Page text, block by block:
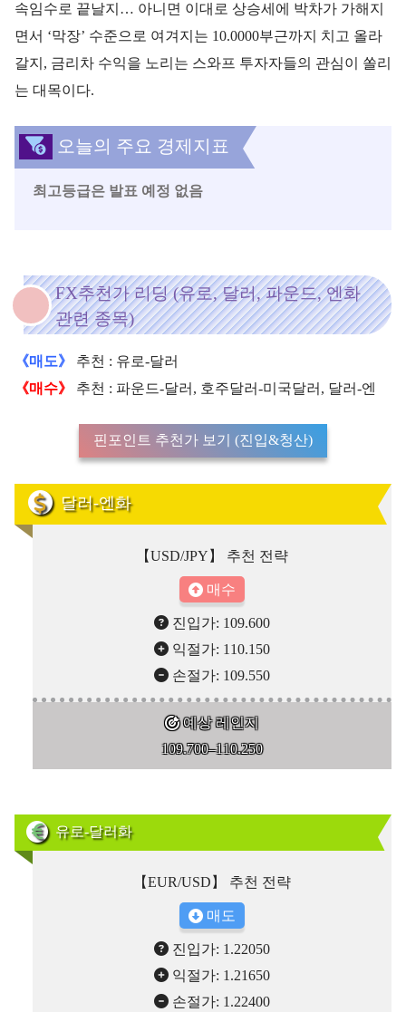
속임수로 끝날지… 아니면 이대로 상승세에 박차가 가해지
면서 ‘막장’ 수준으로 여겨지는 10.0000부근까지 치고 올라
갈지, 금리차 수익을 노리는 스와프 투자자들의 관심이 쏠리
는 대목이다.
오늘의 주요 경제지표
최고등급은 발표 예정 없음
FX추천가 리딩 (유로, 달러, 파운드, 엔화
관련 종목)
《매도》
추천 : 유로-달러
《매수》
추천 : 파운드-달러, 호주달러-미국달러, 달러-엔
핀포인트 추천가 보기 (진입&청산)
달러-엔화
【USD/JPY】 추천 전략
매수
진입가: 109.600
익절가: 110.150
손절가: 109.550
예상 레인지
109.700–110.250
유로-달러화
【EUR/USD】 추천 전략
매도
진입가: 1.22050
익절가: 1.21650
손절가: 1.22400